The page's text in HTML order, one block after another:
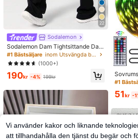
22
Sodalemon
Sodalemon Dam Tightsittande Dan
s Utsvängda Yoga Sportbyxor Stru
mpbyxor Svarta Vårbyxor
#1 Bästsäljare
inom Utsvängda ben Damsportbyxor
(1000+)
190kr -4% 199kr
p-
ntroll,
ärg
#1
51kr -
Vi använder kakor och liknande
att tillhandahålla den tjänst du begär och